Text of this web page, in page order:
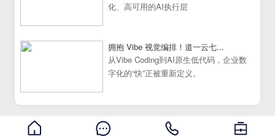
化、高可用的AI执行层
拥抱 Vibe 视觉编排！道一云七...
从Vibe Coding到AI原生低代码，企业数
字化的“快”正被重新定义。